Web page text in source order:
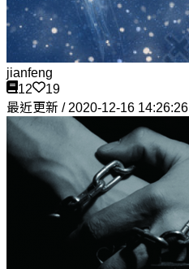
jianfeng
12
19
最近更新 / 2020-12-16 14:26:26